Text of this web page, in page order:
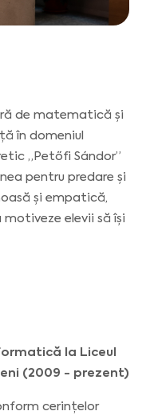
de matematică și
în domeniul
„Petőfi Sándor”
pentru predare și
și empatică,
motiveze elevii să își
la Liceul
(2009 - prezent)
cerințelor